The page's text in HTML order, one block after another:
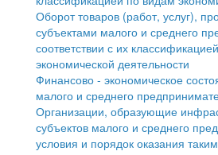
Фотоальбом
Проекты административных
Антимонопольный комплаенс
Противодействие коррупции
среднего предпринимательства
Муниципальные программы
Контрольно-счетная палата
Персональные данные
Оценка регулирующего
Оборот товаров (работ, услуг),
субъектами малого и среднего
соответствии с их
экономической деятельности
Финансово - экономическое
малого и среднего
Организации, образующие
субъектов малого и среднего
условия и порядок оказания